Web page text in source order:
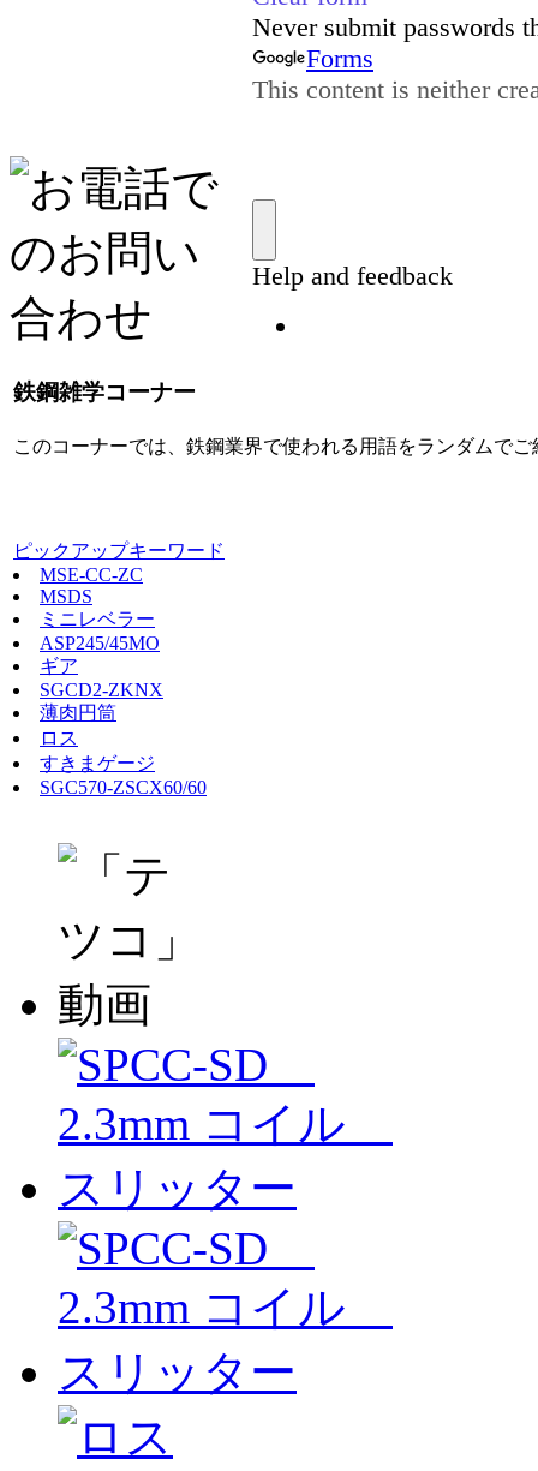
鉄鋼雑学コーナー
このコーナーでは、鉄鋼業界で使われる用語をランダムで
ピックアップキーワード
MSE-CC-ZC
MSDS
ミニレベラー
ASP245/45MO
ギア
SGCD2-ZKNX
薄肉円筒
ロス
すきまゲージ
SGC570-ZSCX60/60